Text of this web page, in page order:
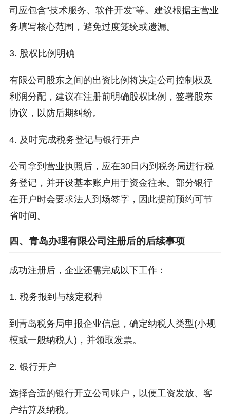
司应包含“技术服务、软件开发”等。建议根据主营业
务填写核心范围，避免过度笼统或遗漏。
3. 股权比例明确
有限公司股东之间的出资比例将决定公司控制权及
利润分配，建议在注册前明确股权比例，签署股东
协议，以防后期纠纷。
4. 及时完成税务登记与银行开户
公司拿到营业执照后，应在30日内到税务局进行税
务登记，并开设基本账户用于资金往来。部分银行
在开户时会要求法人到场签字，因此提前预约可节
省时间。
四、青岛办理有限公司注册后的后续事项
成功注册后，企业还需完成以下工作：
1. 税务报到与核定税种
到青岛税务局申报企业信息，确定纳税人类型(小规
模或一般纳税人)，并领取发票。
2. 银行开户
选择合适的银行开立公司账户，以便工资发放、客
户结算及纳税。